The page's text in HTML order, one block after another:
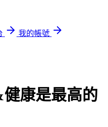
我的帳號
康是最高的